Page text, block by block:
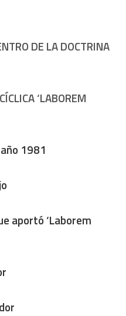
DE LA DOCTRINA
‘LABOREM
1981
aportó ‘Laborem